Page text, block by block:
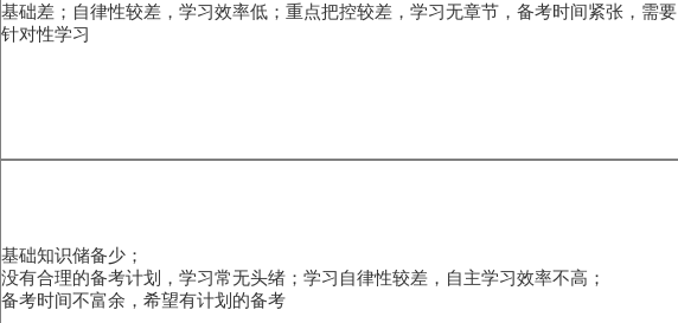
基础差；自律性较差，学习效率低；重点把控较差，学习无章节，备考时间紧张，需要
针对性学习
基础知识储备少；
没有合理的备考计划，学习常无头绪；学习自律性较差，自主学习效率不高；
备考时间不富余，希望有计划的备考